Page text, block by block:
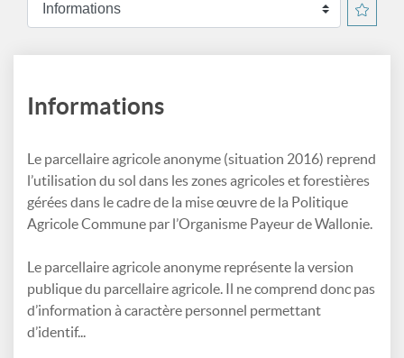
Informations
Le parcellaire agricole anonyme (situation 2016) reprend
l’utilisation du sol dans les zones agricoles et forestières
gérées dans le cadre de la mise œuvre de la Politique
Agricole Commune par l’Organisme Payeur de Wallonie.
Le parcellaire agricole anonyme représente la version
publique du parcellaire agricole. Il ne comprend donc pas
d’information à caractère personnel permettant
d’identif...